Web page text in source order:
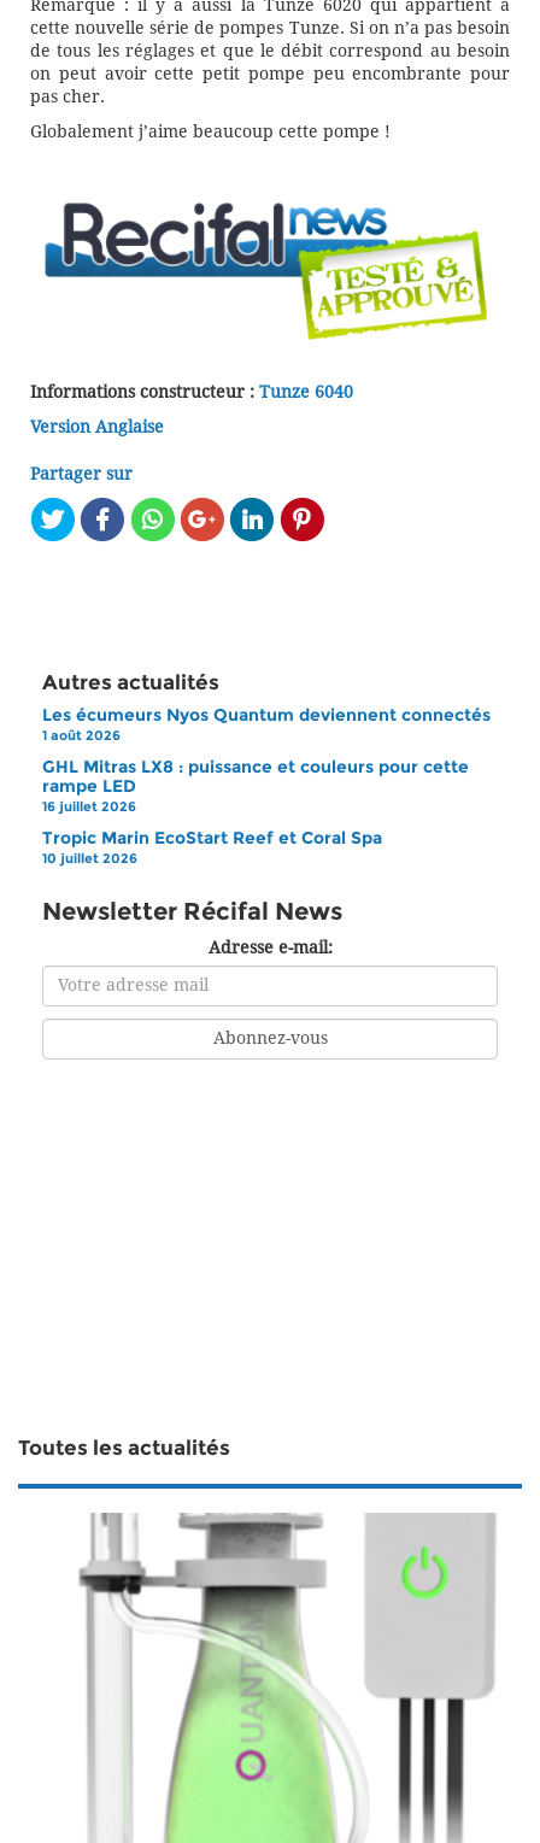
Remarque : il y a aussi la Tunze 6020 qui appartient à
cette nouvelle série de pompes Tunze. Si on n’a pas besoin
de tous les réglages et que le débit correspond au besoin
on peut avoir cette petit pompe peu encombrante pour
pas cher.
Globalement j’aime beaucoup cette pompe !
Informations constructeur : Tunze 6040
Version Anglaise
Partager sur
Autres actualités
Les écumeurs Nyos Quantum deviennent connectés
1 août 2026
GHL Mitras LX8 : puissance et couleurs pour cette
rampe LED
16 juillet 2026
Tropic Marin EcoStart Reef et Coral Spa
10 juillet 2026
Newsletter Récifal News
Adresse e-mail:
Toutes les actualités